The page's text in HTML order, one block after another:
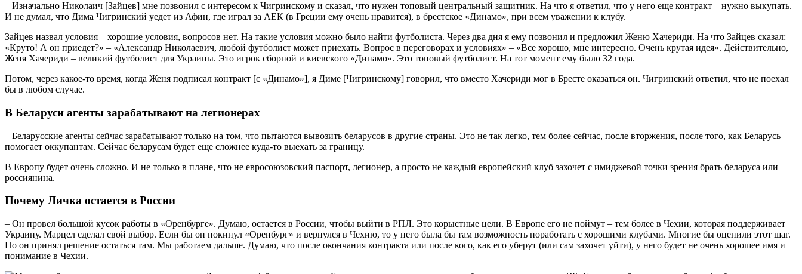
– Изначально Николаич [Зайцев] мне позвонил с интересом к Чигринскому и сказал, что нужен топовый центральный защитник. На что я ответил, что у него еще контракт – нужно выкупать.
И не думал, что Дима Чигринский уедет из Афин, где играл за АЕК (в Греции ему очень нравится), в брестское «Динамо», при всем уважении к клубу.
Зайцев назвал условия – хорошие условия, вопросов нет. На такие условия можно было найти футболиста. Через два дня я ему позвонил и предложил Женю Хачериди. На что Зайцев сказал:
«Круто! А он приедет?» – «Александр Николаевич, любой футболист может приехать. Вопрос в переговорах и условиях» – «Все хорошо, мне интересно. Очень крутая идея». Действительно,
Женя Хачериди – великий футболист для Украины. Это игрок сборной и киевского «Динамо». Это топовый футболист. На тот момент ему было 32 года.
Потом, через какое-то время, когда Женя подписал контракт [с «Динамо»], я Диме [Чигринскому] говорил, что вместо Хачериди мог в Бресте оказаться он. Чигринский ответил, что не поехал
бы в любом случае.
В Беларуси агенты зарабатывают на легионерах
– Беларусские агенты сейчас зарабатывают только на том, что пытаются вывозить беларусов в другие страны. Это не так легко, тем более сейчас, после вторжения, после того, как Беларусь
помогает оккупантам. Сейчас беларусам будет еще сложнее куда-то выехать за границу.
В Европу будет очень сложно. И не только в плане, что не евросоюзовский паспорт, легионер, а просто не каждый европейский клуб захочет с имиджевой точки зрения брать беларуса или
россиянина.
Почему Личка остается в России
– Он провел большой кусок работы в «Оренбурге». Думаю, остается в России, чтобы выйти в РПЛ. Это корыстные цели. В Европе его не поймут – тем более в Чехии, которая поддерживает
Украину. Марцел сделал свой выбор. Если бы он покинул «Оренбург» и вернулся в Чехию, то у него была бы там возможность поработать с хорошими клубами. Многие бы оценили этот шаг.
Но он принял решение остаться там. Мы работаем дальше. Думаю, что после окончания контракта или после кого, как его уберут (или сам захочет уйти), у него будет не очень хорошее имя и
понимание в Чехии.